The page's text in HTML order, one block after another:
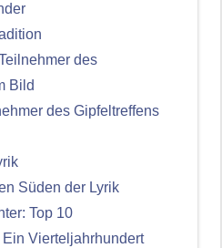
des
Bild
des Gipfeltreffens
Süden der Lyrik
Top 10
Vierteljahrhundert